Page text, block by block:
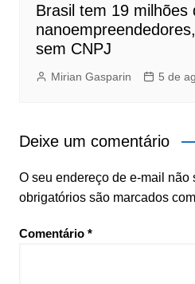
Brasil tem 19 milhões
sem CNPJ
Mirian Gasparin 5 de
Deixe um comentário
O seu endereço de e-mail não
obrigatórios são marcados com
Comentário *